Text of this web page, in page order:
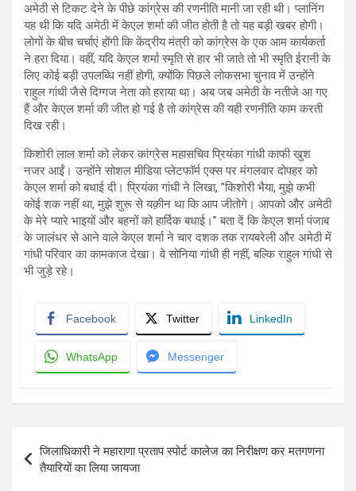
अमेठी से टिकट देने के पीछे कांग्रेस की रणनीति मानी जा रही थी। प्लानिंग
यह थी कि यदि अमेठी में केएल शर्मा की जीत होती है तो यह बड़ी खबर होगी।
लोगों के बीच चर्चाएं होंगी कि केंद्रीय मंत्री को कांग्रेस के एक आम कार्यकर्ता
ने हरा दिया। वहीं, यदि केएल शर्मा स्मृति से हार भी जाते तो भी स्मृति ईरानी के
लिए कोई बड़ी उपलब्धि नहीं होगी, क्योंकि पिछले लोकसभा चुनाव में उन्होंने
राहुल गांधी जैसे दिग्गज नेता को हराया था। अब जब अमेठी के नतीजे आ गए
हैं और केएल शर्मा की जीत हो गई है तो कांग्रेस की यही रणनीति काम करती
दिख रही।
किशोरी लाल शर्मा को लेकर कांग्रेस महासचिव प्रियंका गांधी काफी खुश
नजर आईं। उन्होंने सोशल मीडिया प्लेटफॉर्म एक्स पर मंगलवार दोपहर को
केएल शर्मा को बधाई दी। प्रियंका गांधी ने लिखा, ”किशोरी भैया, मुझे कभी
कोई शक नहीं था, मुझे शुरू से यक़ीन था कि आप जीतोगे। आपको और अमेठी
के मेरे प्यारे भाइयों और बहनों को हार्दिक बधाई।” बता दें कि केएल शर्मा पंजाब
के जालंधर से आने वाले केएल शर्मा ने चार दशक तक रायबरेली और अमेठी में
गांधी परिवार का कामकाज देखा। वे सोनिया गांधी ही नहीं, बल्कि राहुल गांधी से
भी जुड़े रहे।
Facebook Twitter LinkedIn
WhatsApp Messenger
navigation
जिलाधिकारी ने महाराणा प्रताप स्पोर्ट कालेज का निरीक्षण कर मतगणना
तैयारियों का लिया जायजा